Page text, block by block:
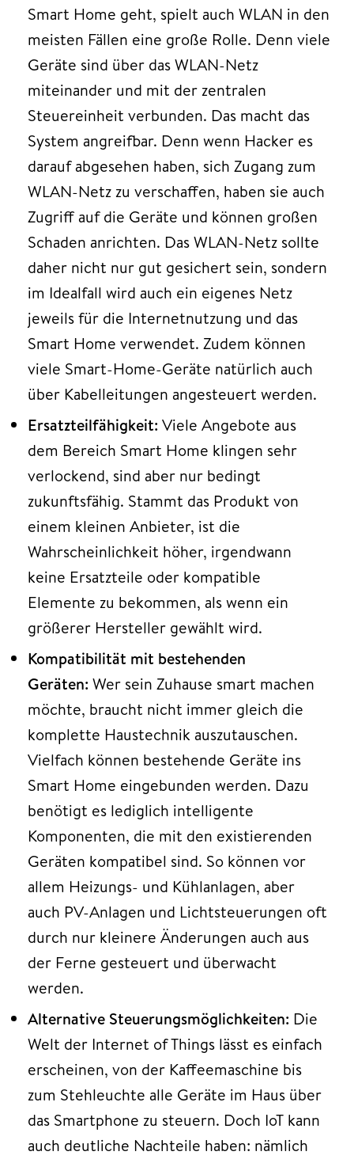
Smart Home geht, spielt auch WLAN in den
meisten Fällen eine große Rolle. Denn viele
Geräte sind über das WLAN-Netz
miteinander und mit der zentralen
Steuereinheit verbunden. Das macht das
System angreifbar. Denn wenn Hacker es
darauf abgesehen haben, sich Zugang zum
WLAN-Netz zu verschaffen, haben sie auch
Zugriff auf die Geräte und können großen
Schaden anrichten. Das WLAN-Netz sollte
daher nicht nur gut gesichert sein, sondern
im Idealfall wird auch ein eigenes Netz
jeweils für die Internetnutzung und das
Smart Home verwendet. Zudem können
viele Smart-Home-Geräte natürlich auch
über Kabelleitungen angesteuert werden.
Ersatzteilfähigkeit: Viele Angebote aus
dem Bereich Smart Home klingen sehr
verlockend, sind aber nur bedingt
zukunftsfähig. Stammt das Produkt von
einem kleinen Anbieter, ist die
Wahrscheinlichkeit höher, irgendwann
keine Ersatzteile oder kompatible
Elemente zu bekommen, als wenn ein
größerer Hersteller gewählt wird.
Kompatibilität mit bestehenden
Geräten: Wer sein Zuhause smart machen
möchte, braucht nicht immer gleich die
komplette Haustechnik auszutauschen.
Vielfach können bestehende Geräte ins
Smart Home eingebunden werden. Dazu
benötigt es lediglich intelligente
Komponenten, die mit den existierenden
Geräten kompatibel sind. So können vor
allem Heizungs- und Kühlanlagen, aber
auch PV-Anlagen und Lichtsteuerungen oft
durch nur kleinere Änderungen auch aus
der Ferne gesteuert und überwacht
werden.
Alternative Steuerungsmöglichkeiten: Die
Welt der Internet of Things lässt es einfach
erscheinen, von der Kaffeemaschine bis
zum Stehleuchte alle Geräte im Haus über
das Smartphone zu steuern. Doch IoT kann
auch deutliche Nachteile haben: nämlich